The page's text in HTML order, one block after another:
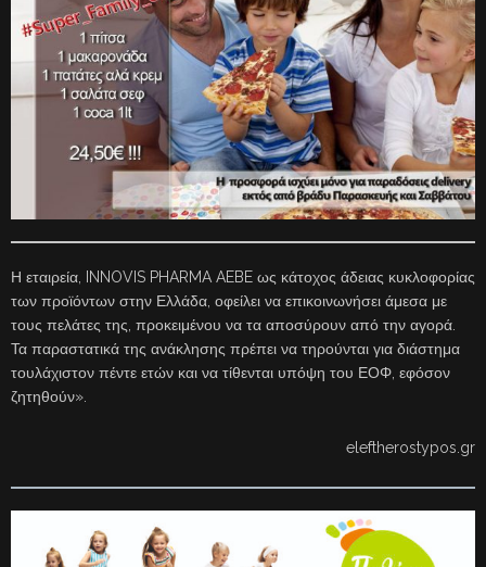
Η εταιρεία, INNOVIS PHARMA AEBE ως κάτοχος άδειας κυκλοφορίας
των προϊόντων στην Ελλάδα, οφείλει να επικοινωνήσει άμεσα με
τους πελάτες της, προκειμένου να τα αποσύρουν από την αγορά.
Τα παραστατικά της ανάκλησης πρέπει να τηρούνται για διάστημα
τουλάχιστον πέντε ετών και να τίθενται υπόψη του ΕΟΦ, εφόσον
ζητηθούν».
eleftherostypos.gr